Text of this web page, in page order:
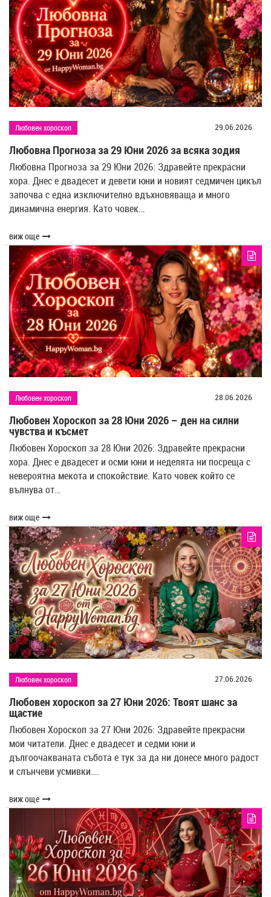
Любовен хороскоп 29.06.2026
Любовна Прогноза за 29 Юни 2026 за всяка зодия
Любовна Прогноза за 29 Юни 2026: Здравейте прекрасни
хора. Днес е двадесет и девети юни и новият седмичен цикъл
започва с една изключително вдъхновяваща и много
динамична енергия. Като човек…
виж още
Любовен хороскоп 28.06.2026
Любовен Хороскоп за 28 Юни 2026 – ден на силни
чувства и късмет
Любовен Хороскоп за 28 Юни 2026: Здравейте прекрасни
хора. Днес е двадесет и осми юни и неделята ни посреща с
невероятна мекота и спокойствие. Като човек който се
вълнува от…
виж още
Любовен хороскоп 27.06.2026
Любовен хороскоп за 27 Юни 2026: Твоят шанс за
щастие
Любовен Хороскоп за 27 Юни 2026: Здравейте прекрасни
мои читатели. Днес е двадесет и седми юни и
дългоочакваната събота е тук за да ни донесе много радост
и слънчеви усмивки….
виж още